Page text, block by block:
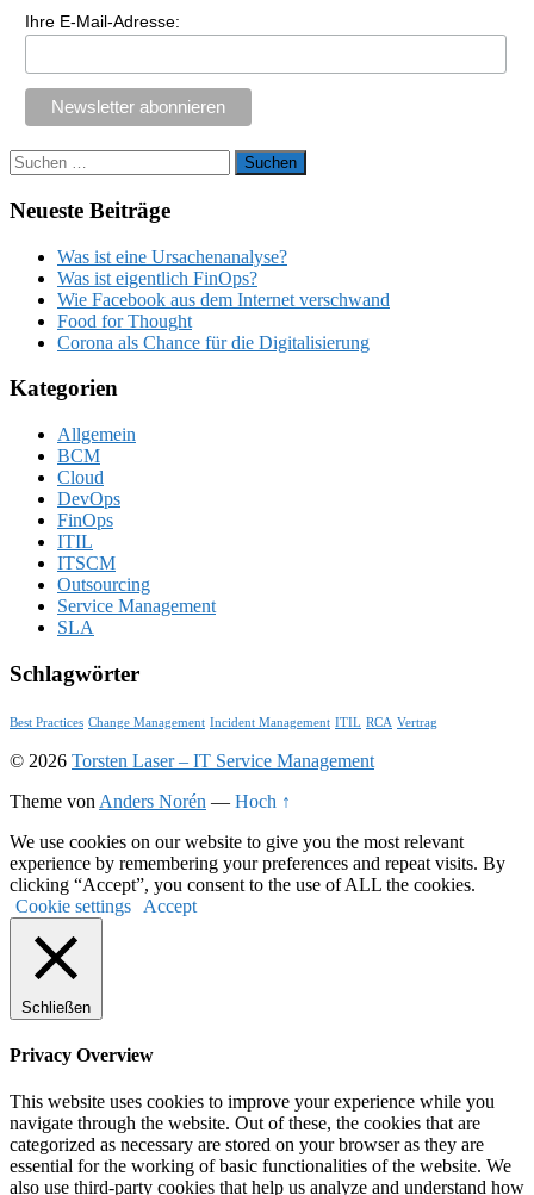
Ihre E-Mail-Adresse:
Suchen
nach:
Neueste Beiträge
Was ist eine Ursachenanalyse?
Was ist eigentlich FinOps?
Wie Facebook aus dem Internet verschwand
Food for Thought
Corona als Chance für die Digitalisierung
Kategorien
Allgemein
BCM
Cloud
DevOps
FinOps
ITIL
ITSCM
Outsourcing
Service Management
SLA
Schlagwörter
Best Practices Change Management Incident Management ITIL RCA Vertrag
© 2026 Torsten Laser – IT Service Management
Theme von Anders Norén — Hoch ↑
We use cookies on our website to give you the most relevant
experience by remembering your preferences and repeat visits. By
clicking “Accept”, you consent to the use of ALL the cookies.
Cookie settings
Accept
Schließen
Privacy Overview
This website uses cookies to improve your experience while you
navigate through the website. Out of these, the cookies that are
categorized as necessary are stored on your browser as they are
essential for the working of basic functionalities of the website. We
also use third-party cookies that help us analyze and understand how